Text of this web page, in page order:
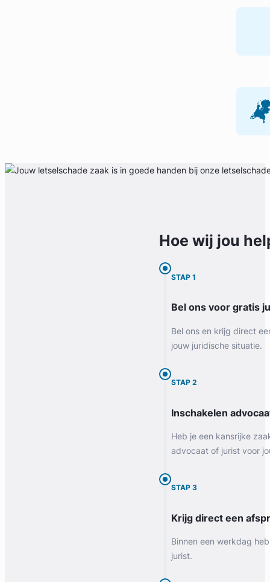
Hoe wij jou
STAP 1
Bel ons voor gratis
Bel ons en krijg direct
jouw juridische situatie.
STAP 2
Inschakelen
Heb je een kansrijke
advocaat of jurist voor
STAP 3
Krijg direct een
Binnen een werkdag
jurist.